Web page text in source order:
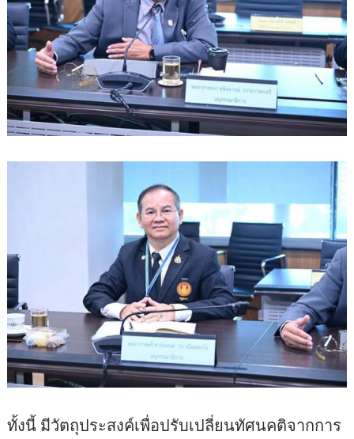
ทั้งนี้ มีวัตถุประสงค์เพื่อปรับเปลี่ยนทัศนคติจากการ